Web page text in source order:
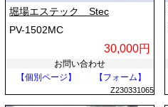
堀場エステック Stec
PV-1502MC
30,000円
お問い合わせ
【個別ページ】
【フォーム】
Z230331065